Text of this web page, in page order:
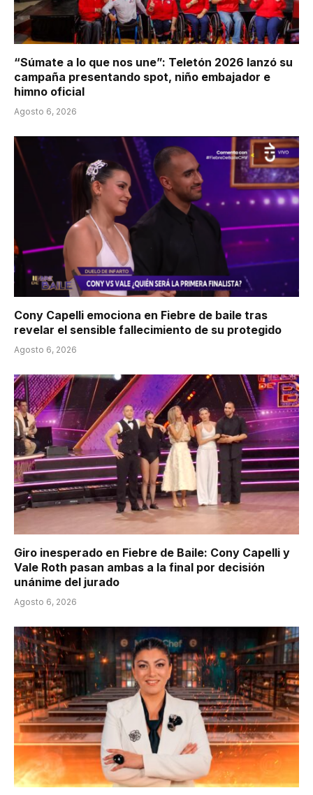
“Súmate a lo que nos une”: Teletón 2026 lanzó su
campaña presentando spot, niño embajador e
himno oficial
Agosto 6, 2026
Cony Capelli emociona en Fiebre de baile tras
revelar el sensible fallecimiento de su protegido
Agosto 6, 2026
Giro inesperado en Fiebre de Baile: Cony Capelli y
Vale Roth pasan ambas a la final por decisión
unánime del jurado
Agosto 6, 2026